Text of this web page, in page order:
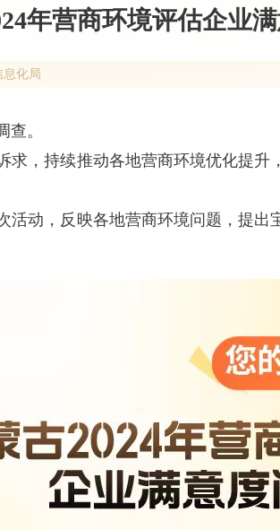
年营商环境评估企业
息化局
。
求，持续推动各地营商环境优化提
活动，反映各地营商环境问题，提